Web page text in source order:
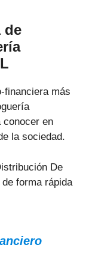
de
financiera más
conocer en
la sociedad.
De
forma rápida